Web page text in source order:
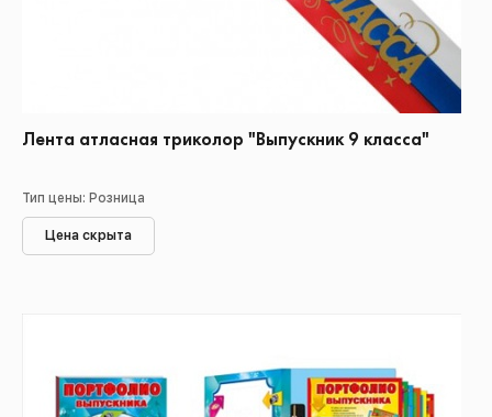
Лента атласная триколор "Выпускник 9 класса"
Тип цены: Розница
Цена скрыта